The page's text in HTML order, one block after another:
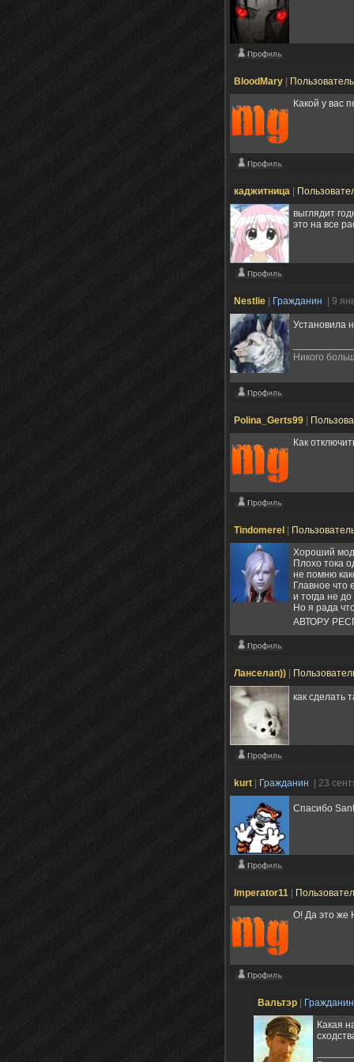
BloodMary
Какой у вас
каджитница
выглядит
это на все
Nestlie Гражданин | 9
Установила
Никого
Polina_Gerts99
Как
Tindomerel
Хороший
Плохо тока
не помню
Главное что
и тогда не
Но я рада
АВТОРУ
Ланселап))
как сделать
kurt Гражданин | 23
Спасибо
Imperator11
О! Да это же
Вальтэр
Какая